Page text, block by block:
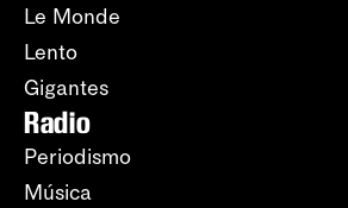
Le Monde
Lento
Gigantes
Radio
Periodismo
Música